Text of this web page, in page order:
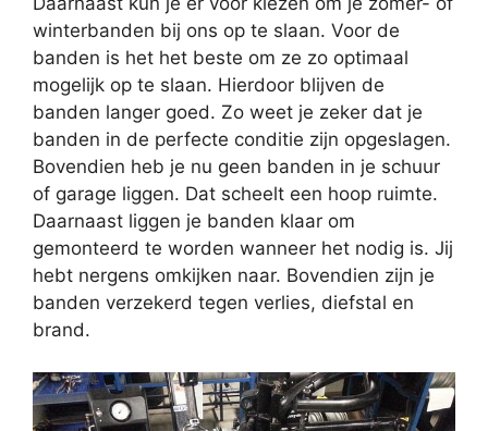
winterbanden bij ons op te slaan. Voor de
banden is het het beste om ze zo optimaal
mogelijk op te slaan. Hierdoor blijven de
banden langer goed. Zo weet je zeker dat je
banden in de perfecte conditie zijn opgeslagen.
Bovendien heb je nu geen banden in je schuur
of garage liggen. Dat scheelt een hoop ruimte.
Daarnaast liggen je banden klaar om
gemonteerd te worden wanneer het nodig is. Jij
hebt nergens omkijken naar. Bovendien zijn je
banden verzekerd tegen verlies, diefstal en
brand.